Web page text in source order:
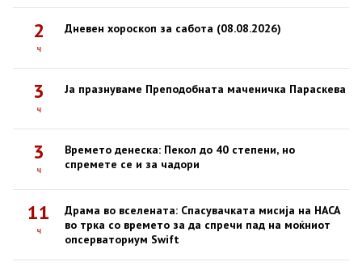
2
ч
Дневен хороскоп за сабота (08.08.2026)
3
ч
Ја празнуваме Преподобната маченичка Параскева
3
ч
Времето денеска: Пекол до 40 степени, но
спремете се и за чадори
11
ч
Драма во вселената: Спасувачката мисија на НАСА
во трка со времето за да спречи пад на моќниот
опсерваториум Swift